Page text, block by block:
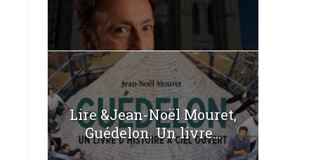
Lire &Jean-Noël Mouret,
Guédelon. Un livre...